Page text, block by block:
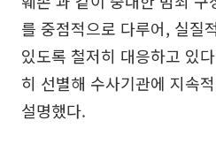
를 중점적으로 다루어, 실질
있도록 철저히 대응하고 있
히 선별해 수사기관에 지속
설명했다.